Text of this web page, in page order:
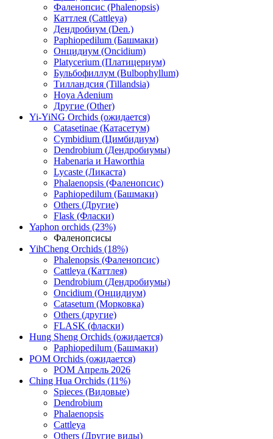
Фаленопсис (Phalenopsis)
Каттлея (Cattleya)
Дендробиум (Den.)
Paphiopedilum (Башмаки)
Онцидиум (Oncidium)
Platycerium (Платицериум)
Бульбофиллум (Bulbophyllum)
Тилландсия (Tillandsia)
Hoya Adenium
Другие (Other)
Yi-YiNG Orchids (ожидается)
Catasetinae (Катасетум)
Cymbidium (Цимбидиум)
Dendrobium (Дендробиумы)
Habenaria и Haworthia
Lycaste (Ликаста)
Phalaenopsis (Фаленопсис)
Paphiopedilum (Башмаки)
Others (Другие)
Flask (Фласки)
Yaphon orchids (23%)
Фаленопсисы
YihCheng Orchids (18%)
Phalenopsis (Фаленопсис)
Cattleya (Каттлея)
Dendrobium (Дендробиумы)
Oncidium (Онцидиум)
Catasetum (Морковка)
Others (другие)
FLASK (фласки)
Hung Sheng Orchids (ожидается)
Paphiopedilum (Башмаки)
POM Orchids (ожидается)
POM Апрель 2026
Ching Hua Orchids (11%)
Spieces (Видовые)
Dendrobium
Phalaenopsis
Cattleya
Others (Другие виды)